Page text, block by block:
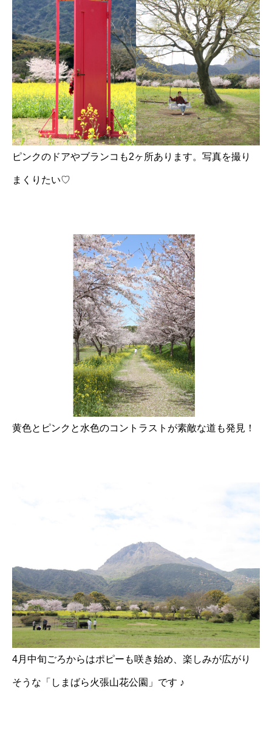
ピンクのドアやブランコも2ヶ所あります。写真を撮り
まくりたい♡
黄色とピンクと水色のコントラストが素敵な道も発見！
4月中旬ごろからはポピーも咲き始め、楽しみが広がり
そうな「しまばら火張山花公園」です ♪